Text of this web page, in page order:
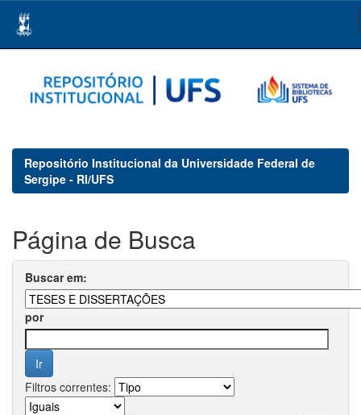
navigation
Repositório Institucional da Universidade Federal de
Sergipe - RI/UFS
Página de Busca
Buscar em:
por
Filtros correntes: